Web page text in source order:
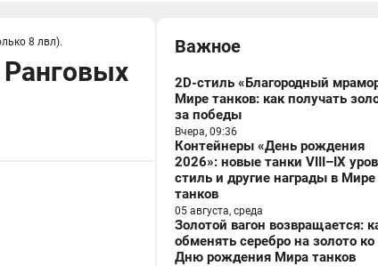
8 лвл). Важное
2D-стиль «Благородный
Мире танков: как получать
за победы
Вчера, 09:36
Контейнеры «День рождения
2026»: новые танки VIII–IX
стиль и другие награды в Мире
танков
05 августа, среда
Золотой вагон возвращается:
обменять серебро на золото ко
Дню рождения Мира танков